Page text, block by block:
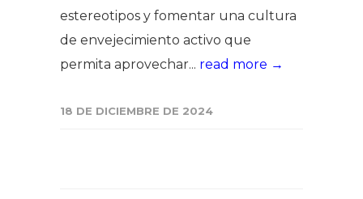
estereotipos y fomentar una cultura
de envejecimiento activo que
permita aprovechar... read more →
18 DE DICIEMBRE DE 2024